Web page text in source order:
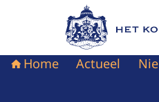
Naar de
Home Actueel